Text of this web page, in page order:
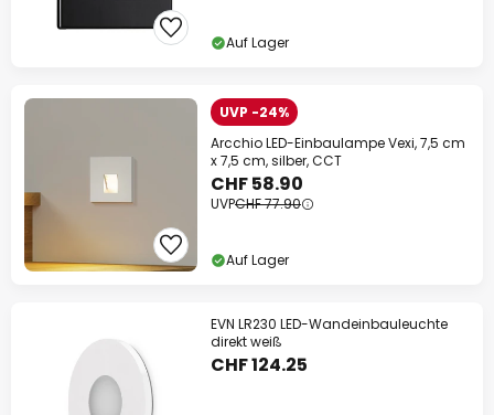
Auf Lager
UVP -24%
Arcchio LED-Einbaulampe Vexi, 7,5 cm
x 7,5 cm, silber, CCT
CHF 58.90
UVPCHF 77.90
Auf Lager
EVN LR230 LED-Wandeinbauleuchte
direkt weiß
CHF 124.25